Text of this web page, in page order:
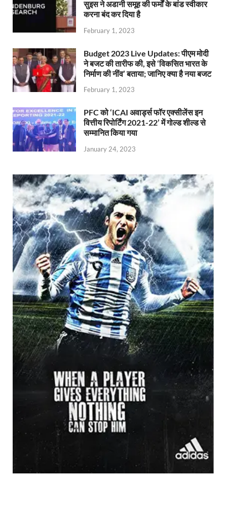
सुइस ने अडानी समूह की फर्मों के बांड स्वीकार
करना बंद कर दिया है
February 1, 2023
Budget 2023 Live Updates: पीएम मोदी
ने बजट की तारीफ की, इसे ‘विकसित भारत के
निर्माण की नींव’ बताया; जानिए क्या है नया बजट
February 1, 2023
PFC को ‘ICAI अवार्ड्स फॉर एक्सीलेंस इन
वित्तीय रिपोर्टिंग 2021-22’ में गोल्ड शील्ड से
सम्मानित किया गया
January 24, 2023